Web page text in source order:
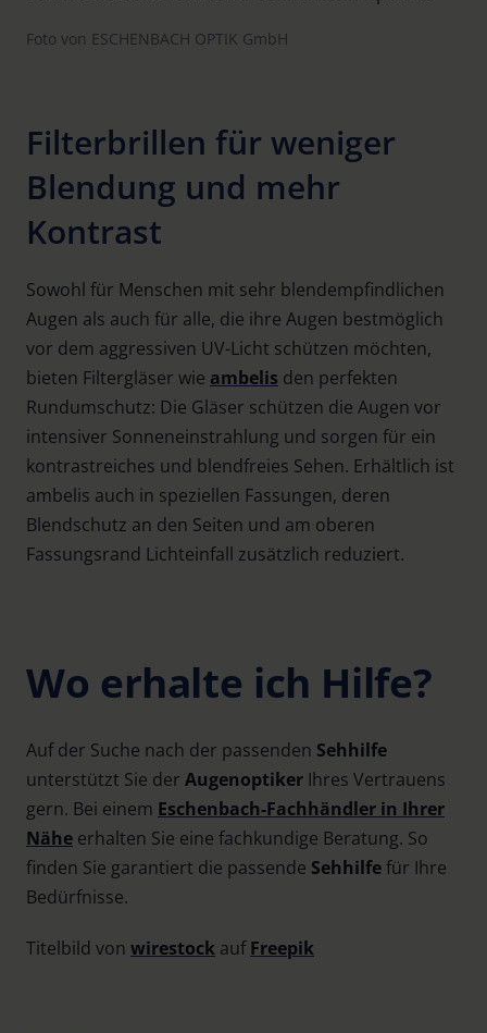
Foto von ESCHENBACH OPTIK GmbH
Filterbrillen für weniger
Blendung und mehr
Kontrast
Sowohl für Menschen mit sehr blendempfindlichen
Augen als auch für alle, die ihre Augen bestmöglich
vor dem aggressiven UV-Licht schützen möchten,
bieten Filtergläser wie ambelis den perfekten
Rundumschutz: Die Gläser schützen die Augen vor
intensiver Sonneneinstrahlung und sorgen für ein
kontrastreiches und blendfreies Sehen. Erhältlich ist
ambelis auch in speziellen Fassungen, deren
Blendschutz an den Seiten und am oberen
Fassungsrand Lichteinfall zusätzlich reduziert.
Wo erhalte ich Hilfe?
Auf der Suche nach der passenden Sehhilfe
unterstützt Sie der Augenoptiker Ihres Vertrauens
gern. Bei einem Eschenbach-Fachhändler in Ihrer
Nähe erhalten Sie eine fachkundige Beratung. So
finden Sie garantiert die passende Sehhilfefür Ihre
Bedürfnisse.
Titelbild von wirestock aufFreepik